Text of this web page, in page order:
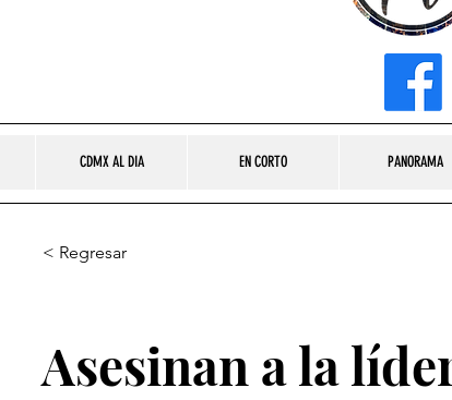
CDMX AL DIA EN CORTO PANORAMA
< Regresar
Asesinan a la